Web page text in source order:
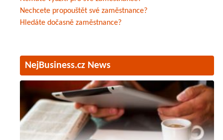
Nechcete propouštět své zaměstnance?
Hledáte dočasně zaměstnance?
NejBusiness.cz News